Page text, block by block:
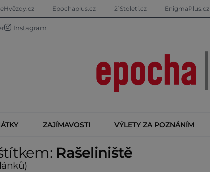
Epochaplus.cz 21Stoleti.cz EnigmaPlus.cz
Instagram
ZAJÍMAVOSTI VÝLETY ZA POZNÁNÍM
Rašeliniště